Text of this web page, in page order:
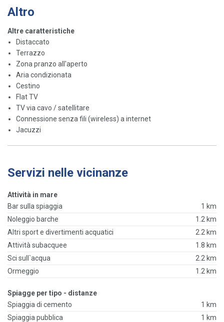
Altro
Altre caratteristiche
Distaccato
Terrazzo
Zona pranzo all'aperto
Aria condizionata
Cestino
Flat TV
TV via cavo / satellitare
Connessione senza fili (wireless) a internet
Jacuzzi
Servizi nelle vicinanze
Attività in mare
Bar sulla spiaggia
1 km
Noleggio barche
1.2 km
Altri sport e divertimenti acquatici
2.2 km
Attività subacquee
1.8 km
Sci sull`acqua
2.2 km
Ormeggio
1.2 km
Spiagge per tipo - distanze
Spiaggia di cemento
1 km
Spiaggia pubblica
1 km